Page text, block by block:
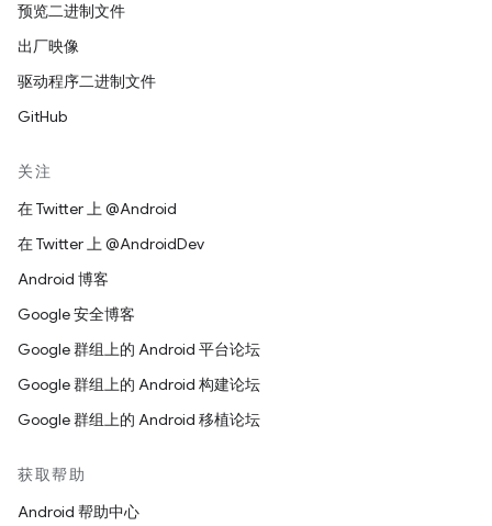
预览二进制文件
出厂映像
驱动程序二进制文件
GitHub
关注
在 Twitter 上 @Android
在 Twitter 上 @AndroidDev
Android 博客
Google 安全博客
Google 群组上的 Android 平台论坛
Google 群组上的 Android 构建论坛
Google 群组上的 Android 移植论坛
获取帮助
Android 帮助中心